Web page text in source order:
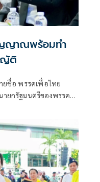
ญาณพร้อมทำ
ญัติ
ยชื่อ พรรคเพื่อไทย
ายกรัฐมนตรีของพรรค